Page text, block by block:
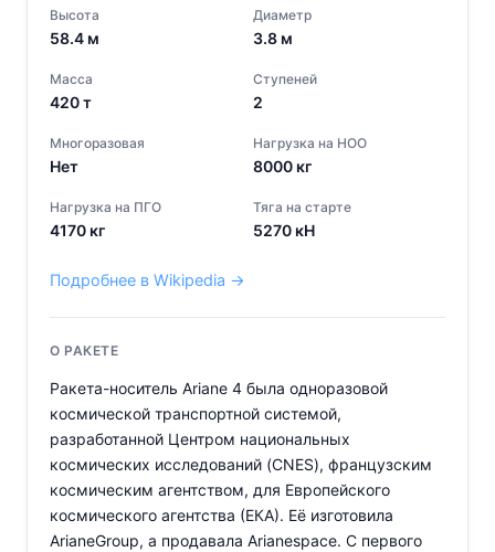
Высота
58.4 м
Диаметр
3.8 м
Масса
420т
Ступеней
2
Многоразовая
Нет
Нагрузка на НОО
8000 кг
Нагрузка на ПГО
4170 кг
Тяга на старте
5270 кН
Подробнее в Wikipedia →
О РАКЕТЕ
Ракета-носитель Ariane 4 была одноразовой
космической транспортной системой,
разработанной Центром национальных
космических исследований (CNES), французским
космическим агентством, для Европейского
космического агентства (ЕКА). Её изготовила
ArianeGroup, а продавала Arianespace. С первого